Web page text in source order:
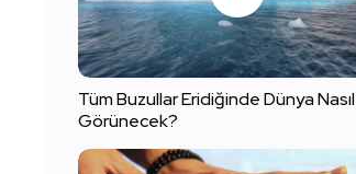
Tüm Buzullar Eridiğinde Dünya Nasıl
Görünecek?